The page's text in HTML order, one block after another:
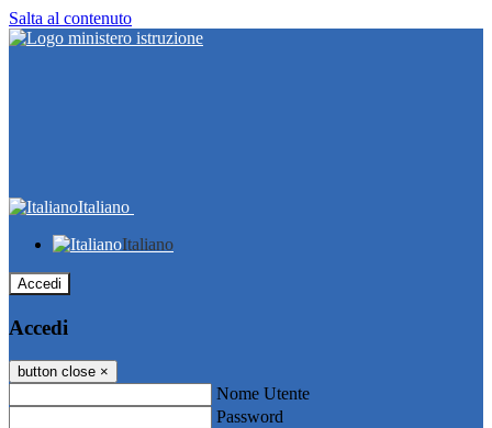
Salta al contenuto
Italiano
Italiano
Accedi
Accedi
button close ×
Nome Utente
Password